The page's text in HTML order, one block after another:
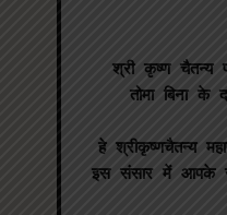
श्री कृष्ण चैतन्य
तोमा बिना
इस संसार में आपके